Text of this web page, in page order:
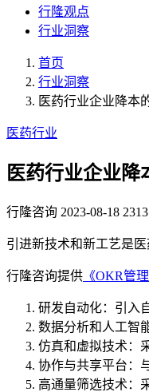
行隆观点
行业洞察
首页
行业洞察
医药行业企业降本
医药行业
医药行业企业降
行隆咨询 2023-08-18
引进新技术和新工艺是
行隆咨询提供 《OKR管
研发自动化：引入
数据分析和人工智
仿真和虚拟技术：
协作与共享平台：
高通量筛选技术：